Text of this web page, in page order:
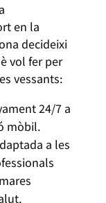
en la
decideixi
vol fer per
vessants:
24/7 a
mòbil.
a les